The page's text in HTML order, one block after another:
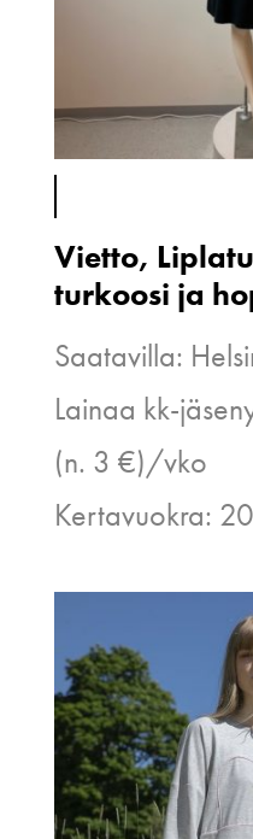
Vietto,
turkoosi ja
Saatavilla:
Lainaa kk-
(n. 3 €)/vko
Kertavuokra: